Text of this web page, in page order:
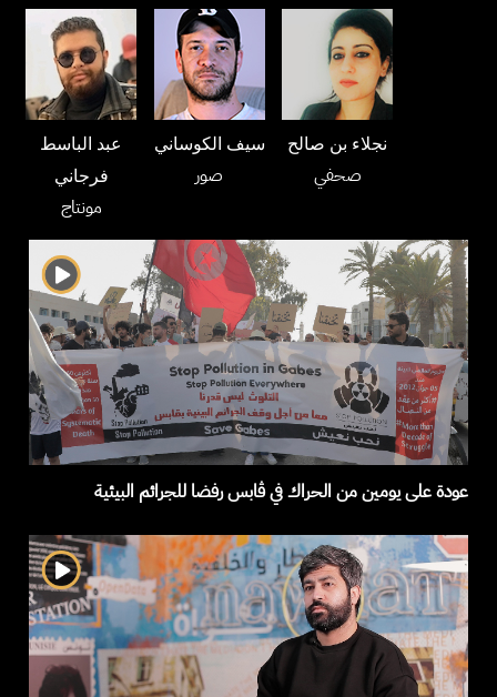
عبد الباسط
فرجاني
مونتاج
سيف الكوساني
صور
نجلاء بن صالح
صحفي
عودة على يومين من الحراك في ڤابس رفضا للجرائم البيئية